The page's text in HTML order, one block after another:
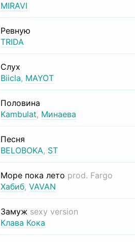
MIRAVI
Ревную
TRIDA
Слух
Biicla, MAYOT
Половина
Kambulat, Минаева
Песня
BELOBOKA, ST
Море пока лето prod. Fargo
Хабиб, VAVAN
Замуж sexy version
Клава Кока